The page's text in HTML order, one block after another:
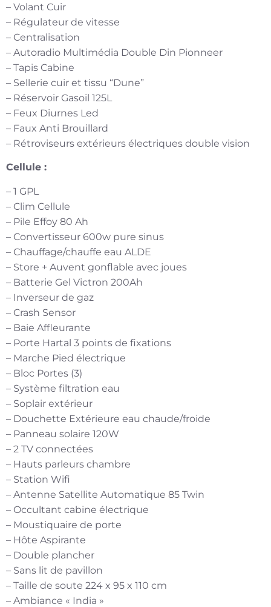
– Volant Cuir
– Régulateur de vitesse
– Centralisation
– Autoradio Multimédia Double Din Pionneer
– Tapis Cabine
– Sellerie cuir et tissu “Dune”
– Réservoir Gasoil 125L
– Feux Diurnes Led
– Faux Anti Brouillard
– Rétroviseurs extérieurs électriques double vision
Cellule :
– 1 GPL
– Clim Cellule
– Pile Effoy 80 Ah
– Convertisseur 600w pure sinus
– Chauffage/chauffe eau ALDE
– Store + Auvent gonflable avec joues
– Batterie Gel Victron 200Ah
– Inverseur de gaz
– Crash Sensor
– Baie Affleurante
– Porte Hartal 3 points de fixations
– Marche Pied électrique
– Bloc Portes (3)
– Système filtration eau
– Soplair extérieur
– Douchette Extérieure eau chaude/froide
– Panneau solaire 120W
– 2 TV connectées
– Hauts parleurs chambre
– Station Wifi
– Antenne Satellite Automatique 85 Twin
– Occultant cabine électrique
– Moustiquaire de porte
– Hôte Aspirante
– Double plancher
– Sans lit de pavillon
– Taille de soute 224 x 95 x 110 cm
– Ambiance « India »